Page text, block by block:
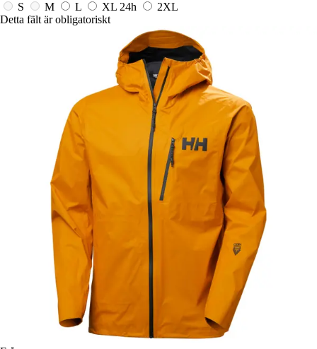
S
M L XL 24h
2XL
Detta fält är obligatoriskt